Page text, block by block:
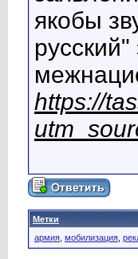
якобы
https://
Метки
армия мобилизация